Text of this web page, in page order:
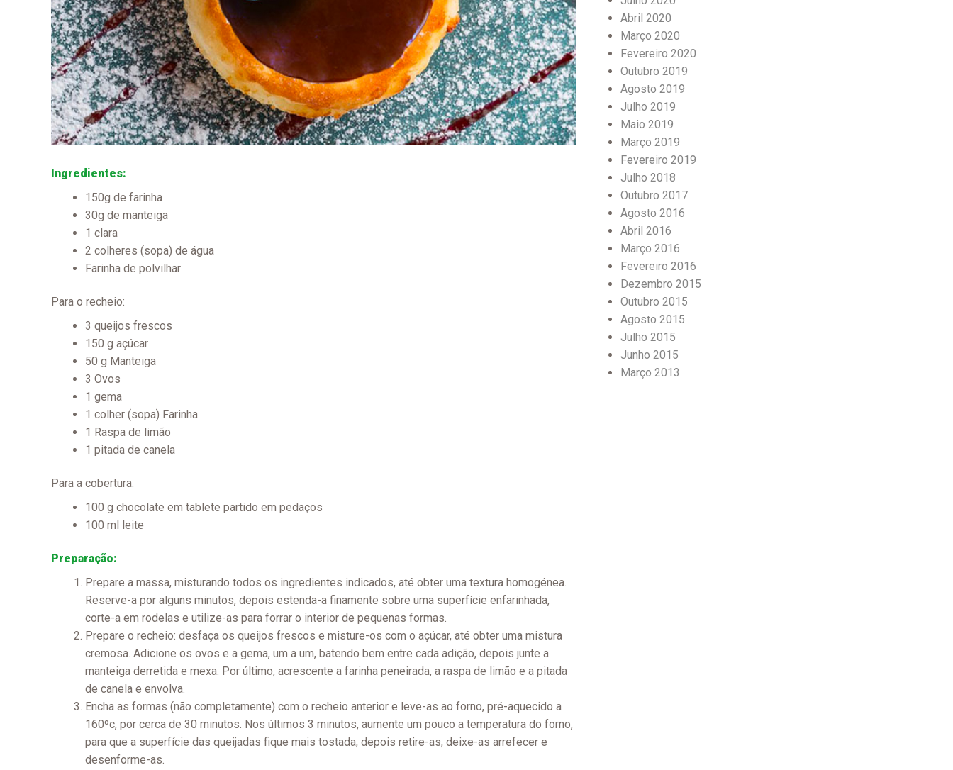
Ingredientes:
150g de farinha
30g de manteiga
1 clara
2 colheres (sopa) de água
Farinha de polvilhar
Para o recheio:
3 queijos frescos
150 g açúcar
50 g Manteiga
3 Ovos
1 gema
1 colher (sopa) Farinha
1 Raspa de limão
1 pitada de canela
Para a cobertura:
100 g chocolate em tablete partido em pedaços
100 ml leite
Preparação:
Prepare a massa, misturando todos os ingredientes indicados, até obter uma textura homogénea.
Reserve-a por alguns minutos, depois estenda-a finamente sobre uma superfície enfarinhada,
corte-a em rodelas e utilize-as para forrar o interior de pequenas formas.
Prepare o recheio: desfaça os queijos frescos e misture-os com o açúcar, até obter uma mistura
cremosa. Adicione os ovos e a gema, um a um, batendo bem entre cada adição, depois junte a
manteiga derretida e mexa. Por último, acrescente a farinha peneirada, a raspa de limão e a pitada
de canela e envolva.
Encha as formas (não completamente) com o recheio anterior e leve-as ao forno, pré-aquecido a
160ºc, por cerca de 30 minutos. Nos últimos 3 minutos, aumente um pouco a temperatura do forno,
para que a superfície das queijadas fique mais tostada, depois retire-as, deixe-as arrefecer e
desenforme-as.
Abril 2020
Março 2020
Fevereiro 2020
Outubro 2019
Agosto 2019
Julho 2019
Maio 2019
Março 2019
Fevereiro 2019
Julho 2018
Outubro 2017
Agosto 2016
Abril 2016
Março 2016
Fevereiro 2016
Dezembro 2015
Outubro 2015
Agosto 2015
Julho 2015
Junho 2015
Março 2013